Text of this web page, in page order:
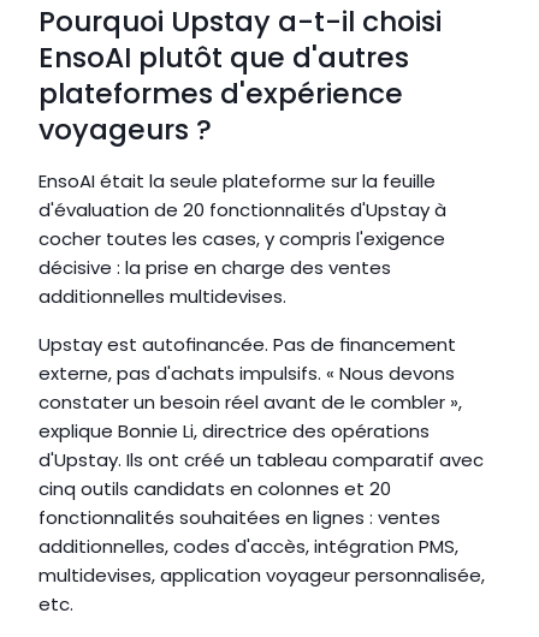
Pourquoi Upstay a-t-il choisi
EnsoAI plutôt que d'autres
plateformes d'expérience
voyageurs ?
EnsoAI était la seule plateforme sur la feuille
d'évaluation de 20 fonctionnalités d'Upstay à
cocher toutes les cases, y compris l'exigence
décisive : la prise en charge des ventes
additionnelles multidevises.
Upstay est autofinancée. Pas de financement
externe, pas d'achats impulsifs. « Nous devons
constater un besoin réel avant de le combler »,
explique Bonnie Li, directrice des opérations
d'Upstay. Ils ont créé un tableau comparatif avec
cinq outils candidats en colonnes et 20
fonctionnalités souhaitées en lignes : ventes
additionnelles, codes d'accès, intégration PMS,
multidevises, application voyageur personnalisée,
etc.